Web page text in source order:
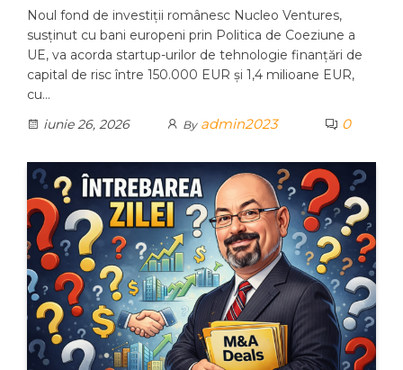
Noul fond de investiții românesc Nucleo Ventures,
susținut cu bani europeni prin Politica de Coeziune a
UE, va acorda startup-urilor de tehnologie finanțări de
capital de risc între 150.000 EUR și 1,4 milioane EUR,
cu…
iunie 26, 2026
By admin2023 0